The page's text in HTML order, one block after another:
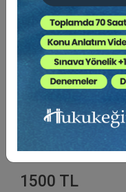
A'dan Z'ye
- Toplam 6 Saat)
1500 TL